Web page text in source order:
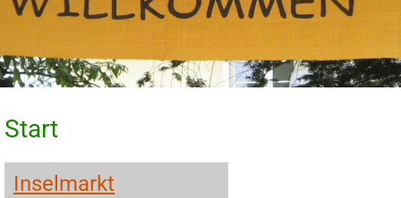
Start
Inselmarkt